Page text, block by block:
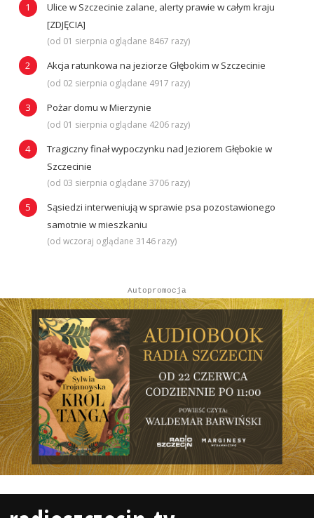
Ulice w Szczecinie zalane, alerty prawie w całym kraju
[ZDJĘCIA]
(od 01 sierpnia oglądane 8467 razy)
Akcja ratunkowa na jeziorze Głębokim w Szczecinie
(od 02 sierpnia oglądane 4917 razy)
Pożar domu w Mierzynie
(od 01 sierpnia oglądane 4206 razy)
Tragiczny finał wypoczynku nad Jeziorem Głębokie w
Szczecinie
(od 03 sierpnia oglądane 3706 razy)
Sąsiedzi interweniują w sprawie psa pozostawionego
samotnie w mieszkaniu
(od wczoraj oglądane 3146 razy)
Autopromocja